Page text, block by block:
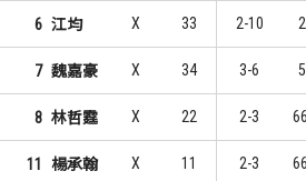
1 劉光尚
3 張正錡
1 余柏融
3 張正錡
6 江均 X 33 2-10
7 魏嘉豪 X 34 3-6
8 林哲霆 X 22 2-3
11 楊承翰 X 11 2-3